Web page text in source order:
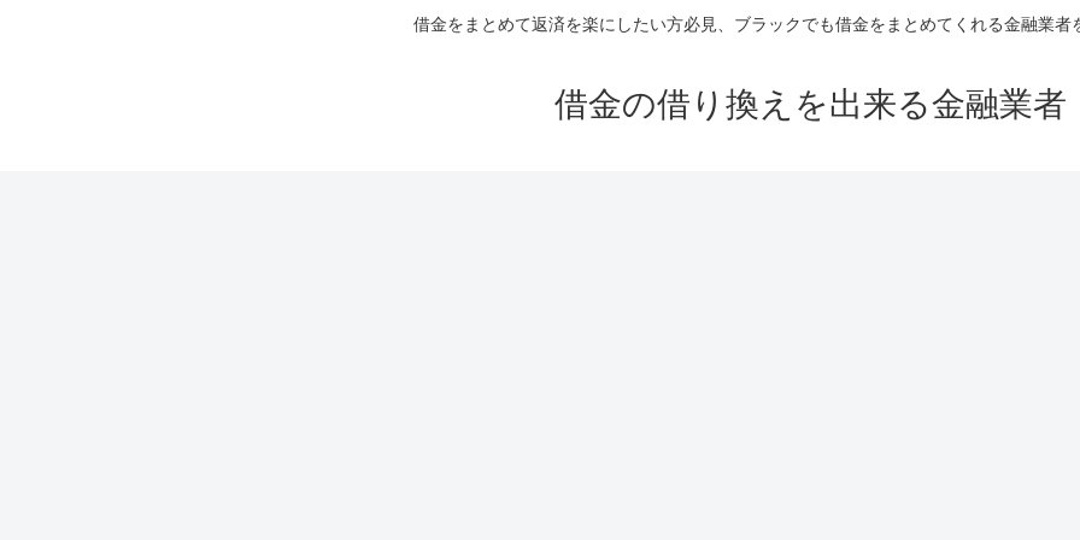
借金をまとめて返済を楽にしたい方必見、ブラックでも借金をまとめてくれる金融業者
借金の借り換えを出来る金融業者